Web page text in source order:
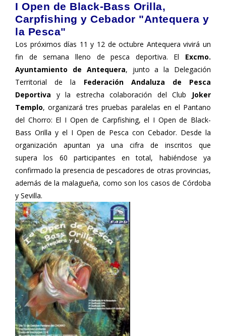
I Open de Black-Bass Orilla,
Carpfishing y Cebador "Antequera y
la Pesca"
Los próximos días 11 y 12 de octubre Antequera vivirá un
fin de semana lleno de pesca deportiva. El Excmo.
Ayuntamiento de Antequera, junto a la Delegación
Territorial de la Federación Andaluza de Pesca
Deportiva y la estrecha colaboración del Club
Joker
Templo, organizará tres pruebas paralelas en el Pantano
del Chorro: El I Open de Carpfishing, el I Open de Black-
Bass Orilla y el I Open de Pesca con Cebador. Desde la
organización apuntan ya una cifra de inscritos que
supera los 60 participantes en total, habiéndose ya
confirmado la presencia de pescadores de otras provincias,
además de la malagueña, como son los casos de Córdoba
y Sevilla.